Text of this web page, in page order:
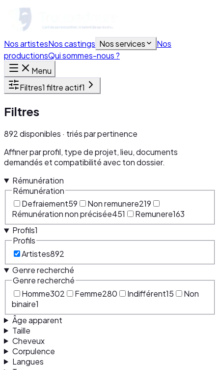
Nos artistesNos castings Nos services
Nos
productionsQui sommes-nous ?
Menu
Filtres1 filtre actif1
Filtres
892 disponibles · triés par pertinence
Affiner par profil, type de projet, lieu, documents
demandés et compatibilité avec ton dossier.
Rémunération
Rémunération
Defraiement59 Non remunere219
Rémunération non précisée451 Remunere163
Profils1
Profils
Artistes892
Genre recherché
Genre recherché
Homme302 Femme280 Indifférent15
Non
binaire1
Âge apparent
Taille
Cheveux
Corpulence
Langues